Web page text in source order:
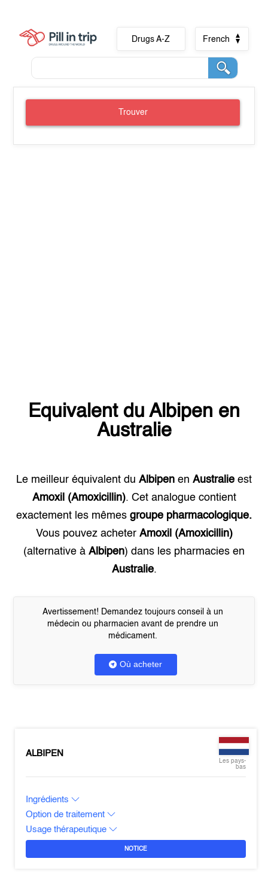
Drugs A-Z French
Trouver
Equivalent du Albipen en
Australie
Le meilleur équivalent du Albipen en Australie est
Amoxil (Amoxicillin). Cet analogue contient
exactement les mêmes groupe pharmacologique.
Vous pouvez acheter Amoxil (Amoxicillin)
(alternative à Albipen) dans les pharmacies en
Australie.
Avertissement! Demandez toujours conseil à un
médecin ou pharmacien avant de prendre un
médicament.
Où acheter
ALBIPEN
Les pays-
bas
Ingrédients
Option de traitement
Usage thérapeutique
NOTICE